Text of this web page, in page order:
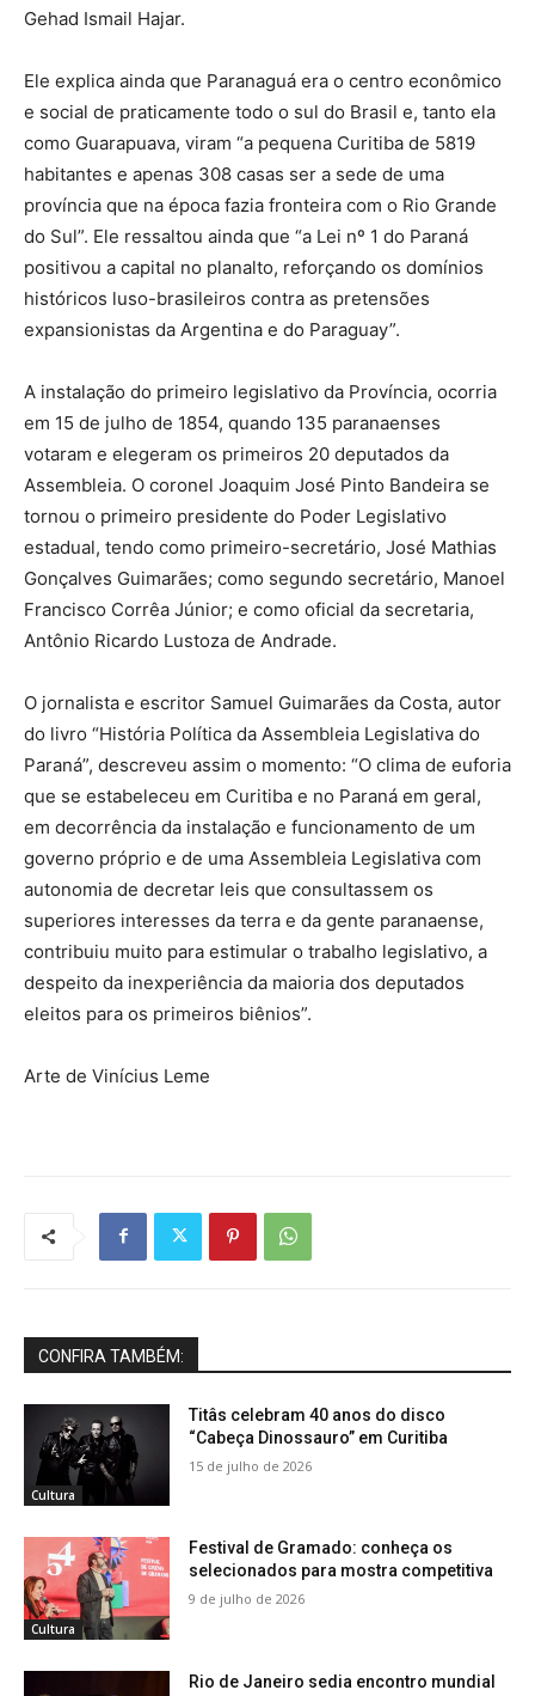
Gehad Ismail Hajar.
Ele explica ainda que Paranaguá era o centro econômico
e social de praticamente todo o sul do Brasil e, tanto ela
como Guarapuava, viram “a pequena Curitiba de 5819
habitantes e apenas 308 casas ser a sede de uma
província que na época fazia fronteira com o Rio Grande
do Sul”. Ele ressaltou ainda que “a Lei nº 1 do Paraná
positivou a capital no planalto, reforçando os domínios
históricos luso-brasileiros contra as pretensões
expansionistas da Argentina e do Paraguay”.
A instalação do primeiro legislativo da Província, ocorria
em 15 de julho de 1854, quando 135 paranaenses
votaram e elegeram os primeiros 20 deputados da
Assembleia. O coronel Joaquim José Pinto Bandeira se
tornou o primeiro presidente do Poder Legislativo
estadual, tendo como primeiro-secretário, José Mathias
Gonçalves Guimarães; como segundo secretário, Manoel
Francisco Corrêa Júnior; e como oficial da secretaria,
Antônio Ricardo Lustoza de Andrade.
O jornalista e escritor Samuel Guimarães da Costa, autor
do livro “História Política da Assembleia Legislativa do
Paraná”, descreveu assim o momento: “O clima de euforia
que se estabeleceu em Curitiba e no Paraná em geral,
em decorrência da instalação e funcionamento de um
governo próprio e de uma Assembleia Legislativa com
autonomia de decretar leis que consultassem os
superiores interesses da terra e da gente paranaense,
contribuiu muito para estimular o trabalho legislativo, a
despeito da inexperiência da maioria dos deputados
eleitos para os primeiros biênios”.
Arte de Vinícius Leme
CONFIRA TAMBÉM:
Cultura
Titâs celebram 40 anos do disco
“Cabeça Dinossauro” em Curitiba
15 de julho de 2026
Cultura
Festival de Gramado: conheça os
selecionados para mostra competitiva
9 de julho de 2026
Rio de Janeiro sedia encontro mundial